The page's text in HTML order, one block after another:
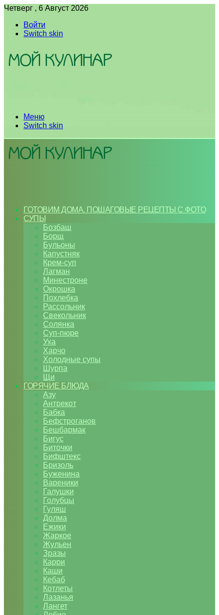
Четверг , 6 Август 2026
Войти
Switch skin
Меню
Switch skin
ГОТОВИМ ДОМА. ПОШАГОВЫЕ РЕЦЕПТЫ С ФОТО
СУПЫ
Бозбаш
Борщ
Бульоны
Капустняк
Крем-суп
Лагман
Минестроне
Окрошка
Похлебка
Рассольник
Свекольник
Солянка
Суп-пюре
Уха
Харчо
Холодные супы
Шурпа
Щи
ГОРЯЧИЕ БЛЮДА
Азу
Антрекот
Бабка
Бефстроганов
Бешбармак
Бигус
Биточки
Бифштекс
Бризоль
Буженина
Вареники
Галушки
Голубцы
Гуляш
Долма
Ежики
Жаркое
Жульен
Зразы
Карри
Каши
Кебаб
Котлеты
Лазанья
Лангет